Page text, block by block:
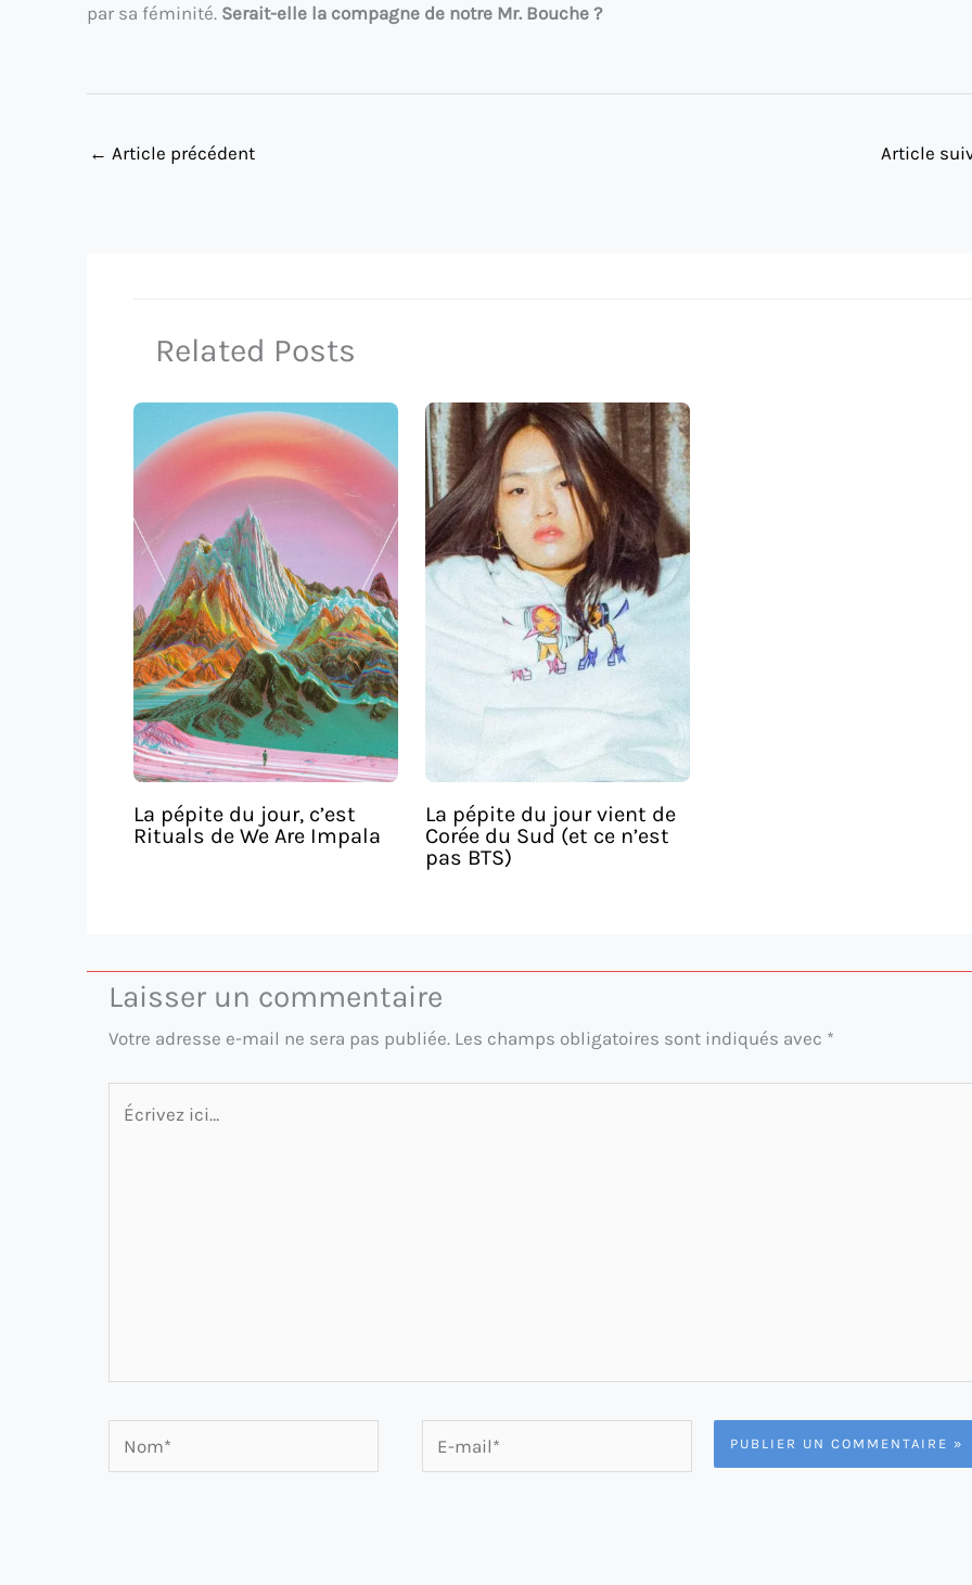
par sa féminité. Serait-elle la compagne de notre Mr. Bouche ?
← Article précédent Article
Related Posts
La pépite du jour, c’est
Rituals de We Are Impala
La pépite du jour vient de
Corée du Sud (et ce n’est
pas BTS)
Laisser un commentaire
Votre adresse e-mail ne sera pas publiée. Les champs obligatoires sont indiqués avec *
Écrivez
Nom*
mail*